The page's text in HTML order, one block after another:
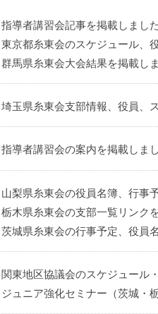
指導者講習会記事を掲載しまし
東京都糸東会のスケジュール、
群馬県糸東会大会結果を掲載し
埼玉県糸東会支部情報、役員、
指導者講習会の案内を掲載しま
山梨県糸東会の役員名簿、行事
栃木県糸東会の支部一覧リンク
茨城県糸東会の行事予定、役員
関東地区協議会のスケジュール
ジュニア強化セミナー（茨城・